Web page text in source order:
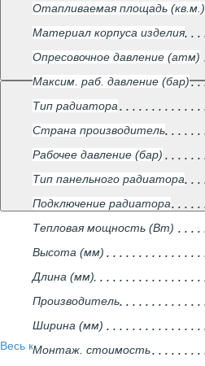
Весь каталог
Отапливаемая площадь (кв.м.)
Материал корпуса изделия
Опресовочное давление (атм)
Максим. раб. давление (бар)
Тип радиатора
Страна производитель
Рабочее давление (бар)
Тип панельного радиатора
Подключение радиатора
Тепловая мощность (Вт)
Высота (мм)
Длина (мм)
Производитель
Ширина (мм)
Монтаж. стоимость